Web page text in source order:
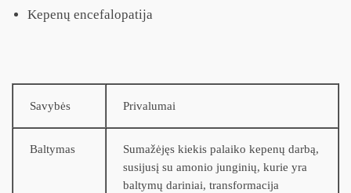
Kepenų encefalopatija
Savybės Privalumai
Baltymas
Sumažėjęs kiekis palaiko kepenų darbą,
susijusį su amonio junginių, kurie yra
baltymų dariniai, transformacija